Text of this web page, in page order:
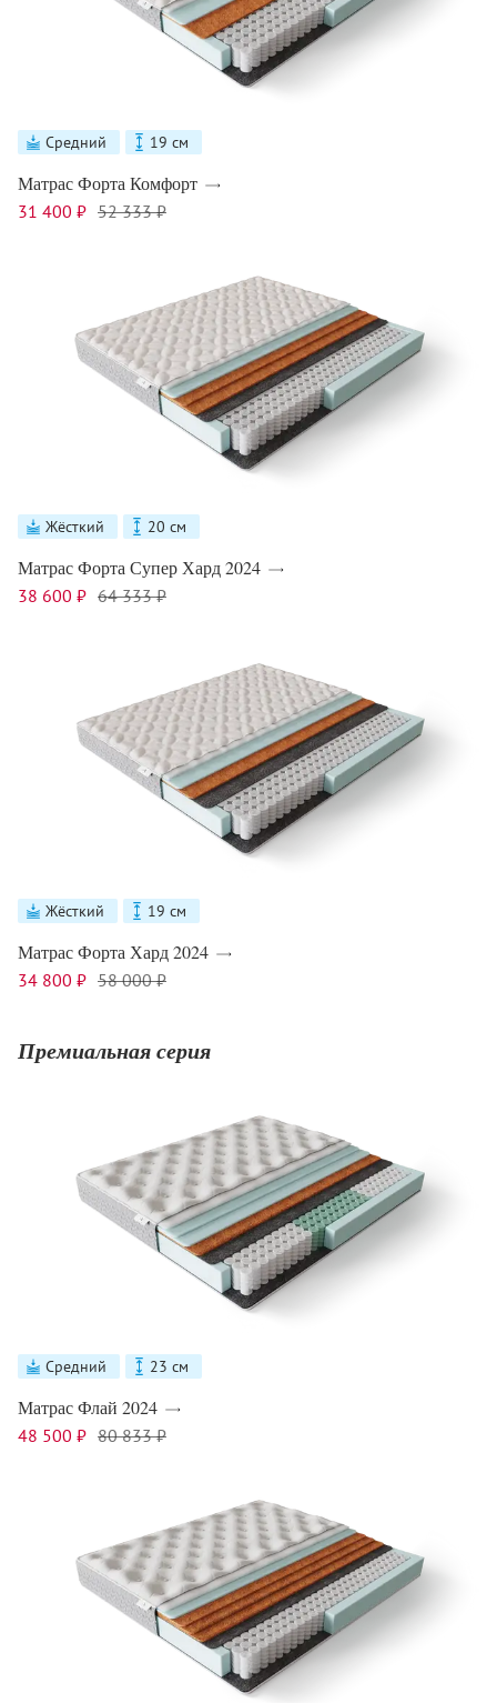
Средний 19 см
Матрас Форта Комфорт
31 400 ₽ 52 333 ₽
Жёсткий 20 см
Матрас Форта Супер Хард 2024
38 600 ₽ 64 333 ₽
Жёсткий 19 см
Матрас Форта Хард 2024
34 800 ₽ 58 000 ₽
Премиальная серия
Средний 23 см
Матрас Флай 2024
48 500 ₽ 80 833 ₽